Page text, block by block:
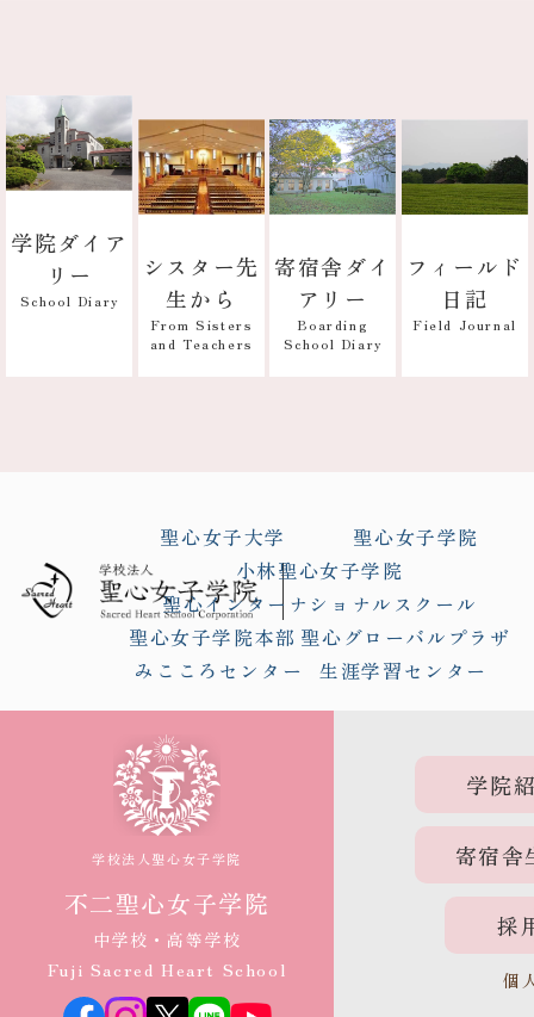
学院ダイア
リー
School Diary
シスター先
生から
From Sisters
and Teachers
寄宿舎ダイ
アリー
Boarding
School Diary
フィールド
日記
Field Journal
聖心女子大学
聖心女子学院
小林聖心女子学院
聖心インターナショナルスクール
聖心女子学院本部 聖心グローバルプラザ
みこころセンター
生涯学習センター
学校法人聖心女子学院
不二聖心女子学院
中学校・高等学校
Fuji Sacred Heart School
学院
寄宿舎
採
個